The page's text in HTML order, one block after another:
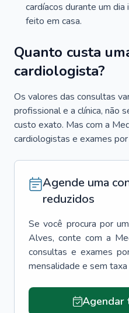
cardíacos durante um
feito em casa.
Quanto custa
cardiologista?
Os valores das consultas
profissional e a clínica, não
custo exato. Mas com a
cardiologistas e exames
Agende uma
reduzidos
Se você procura por um
Alves, conte com a
consultas e exames
mensalidade e sem
Agendar